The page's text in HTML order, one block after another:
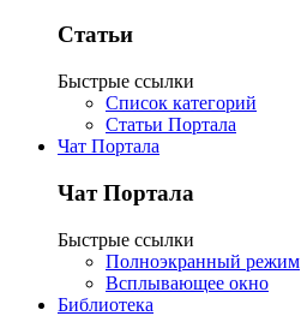
Статьи
Быстрые ссылки
Список категорий
Статьи Портала
Чат Портала
Чат Портала
Быстрые ссылки
Полноэкранный режим
Всплывающее окно
Библиотека